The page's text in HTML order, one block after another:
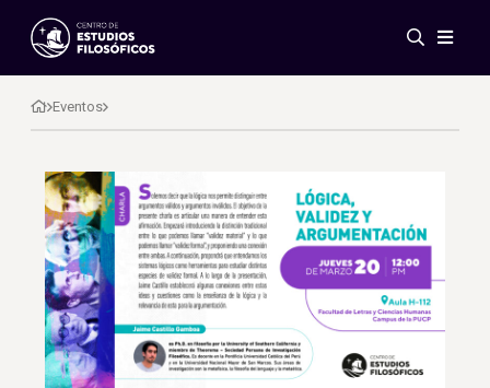
Eventos
Novedades
Investigación
Redes
Publicaciones
Galería
ES
EN
Acerca de nosotros
Miembros
Reglamento
Convenios
Eventos